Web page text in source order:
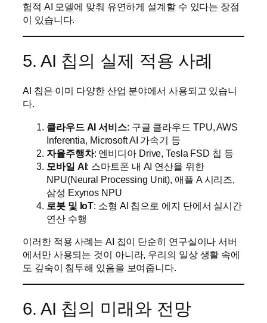
험적 AI 모델에 맞춰 유연하게 설계할 수 있다는 장점
이 있습니다.
5. AI 칩의 실제 적용 사례
AI 칩은 이미 다양한 산업 분야에서 사용되고 있습니
다.
클라우드 AI 서비스: 구글 클라우드 TPU, AWS
Inferentia, Microsoft AI 가속기 등
자율주행차: 엔비디아 Drive, Tesla FSD 칩 등
모바일 AI: 스마트폰 내 AI 연산을 위한
NPU(Neural Processing Unit), 애플 A 시리즈,
삼성 Exynos NPU
로봇 및 IoT: 소형 AI 칩으로 에지 단에서 실시간
연산 수행
이러한 적용 사례는 AI 칩이 단순히 연구실이나 서버
에서만 사용되는 것이 아니라, 우리의 일상 생활 속에
도 깊숙이 침투해 있음을 보여줍니다.
6. AI 칩의 미래와 전망